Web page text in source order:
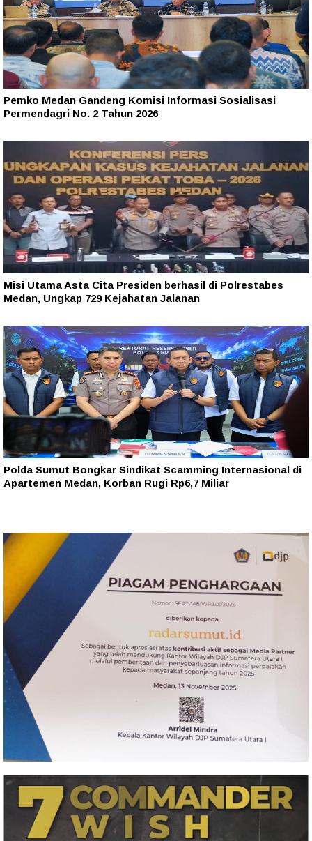
Pemko Medan Gandeng Komisi Informasi Sosialisasi
Permendagri No. 2 Tahun 2026
Misi Utama Asta Cita Presiden berhasil di Polrestabes
Medan, Ungkap 729 Kejahatan Jalanan
Polda Sumut Bongkar Sindikat Scamming Internasional di
Apartemen Medan, Korban Rugi Rp6,7 Miliar